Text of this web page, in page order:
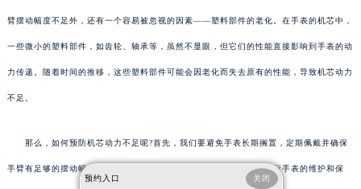
臂摆动幅度不足外，还有一个容易被忽视的因素——塑料部件的老化。在手表的机芯中，
一些微小的塑料部件，如齿轮、轴承等，虽然不显眼，但它们的性能直接影响到手表的动
力传递。随着时间的推移，这些塑料部件可能会因老化而失去原有的性能，导致机芯动力
不足。
那么，如何预防机芯动力不足呢?首先，我们要避免手表长期搁置，定期佩戴并确保
手臂有足够的摆动幅度。其次，我们可以选择定期到专业服务中心进行手表的维护和保
预约入口 关闭